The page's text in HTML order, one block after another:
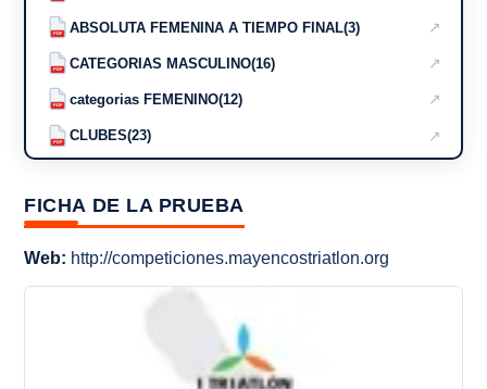
PDF ABSOLUTA FEMENINA A TIEMPO FINAL(3) ↗
PDF CATEGORIAS MASCULINO(16) ↗
PDF categorias FEMENINO(12) ↗
PDF CLUBES(23) ↗
FICHA DE LA PRUEBA
Web: http://competiciones.mayencostriatlon.org